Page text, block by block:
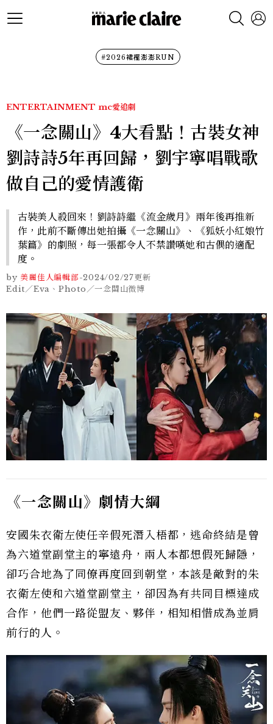
#2026裙襬澎澎RUN
ENTERTAINMENT mc愛追劇
《一念關山》4大看點！古裝女神
劉詩詩5年再回歸，劉宇寧唱戰歌
做自己的愛情護衛
古裝美人殺回來！劉詩詩繼《流金歲月》兩年後再推新
作，此前不斷傳出她拍攝《一念關山》、《狐妖小紅娘竹
葉篇》的劇照，每一張都令人不禁讚嘆她和古偶的適配
度。
by 美麗佳人編輯部-2024/02/27更新
Edit／Eva、Photo／一念關山微博
《一念關山》劇情大綱
安國朱衣衛左使任辛假死潛入梧都，逃命終結是曾
為六道堂副堂主的寧遠舟，兩人本都想假死歸隱，
卻巧合地為了同僚再度回到朝堂，本該是敵對的朱
衣衛左使和六道堂副堂主，卻因為有共同目標達成
合作，他們一路從盟友、夥伴，相知相惜成為並肩
前行的人。